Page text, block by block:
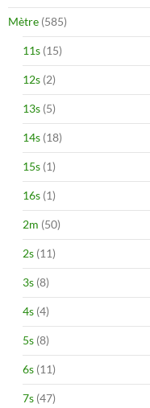
Mètre (585)
11s (15)
12s (2)
13s (5)
14s (18)
15s (1)
16s (1)
2m (50)
2s (11)
3s (8)
4s (4)
5s (8)
6s (11)
7s (47)